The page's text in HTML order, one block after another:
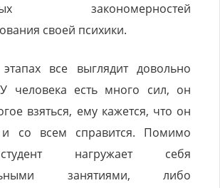
закономерностей
своей психики.
все выглядит довольно
человека есть много сил, он
взяться, ему кажется, что он
и со всем справится. Помимо
нагружает себя
занятиями, либо